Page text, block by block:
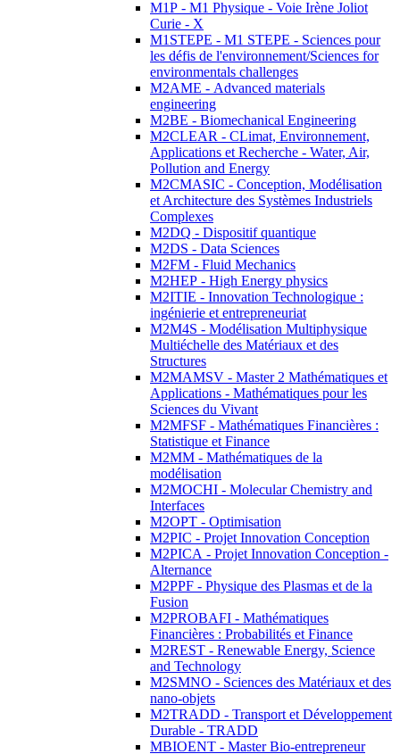
M1P - M1 Physique - Voie Irène Joliot
Curie - X
M1STEPE - M1 STEPE - Sciences pour
les défis de l'environnement/Sciences for
environmentals challenges
M2AME - Advanced materials
engineering
M2BE - Biomechanical Engineering
M2CLEAR - CLimat, Environnement,
Applications et Recherche - Water, Air,
Pollution and Energy
M2CMASIC - Conception, Modélisation
et Architecture des Systèmes Industriels
Complexes
M2DQ - Dispositif quantique
M2DS - Data Sciences
M2FM - Fluid Mechanics
M2HEP - High Energy physics
M2ITIE - Innovation Technologique :
ingénierie et entrepreneuriat
M2M4S - Modélisation Multiphysique
Multiéchelle des Matériaux et des
Structures
M2MAMSV - Master 2 Mathématiques et
Applications - Mathématiques pour les
Sciences du Vivant
M2MFSF - Mathématiques Financières :
Statistique et Finance
M2MM - Mathématiques de la
modélisation
M2MOCHI - Molecular Chemistry and
Interfaces
M2OPT - Optimisation
M2PIC - Projet Innovation Conception
M2PICA - Projet Innovation Conception -
Alternance
M2PPF - Physique des Plasmas et de la
Fusion
M2PROBAFI - Mathématiques
Financières : Probabilités et Finance
M2REST - Renewable Energy, Science
and Technology
M2SMNO - Sciences des Matériaux et des
nano-objets
M2TRADD - Transport et Développement
Durable - TRADD
MBIOENT - Master Bio-entrepreneur